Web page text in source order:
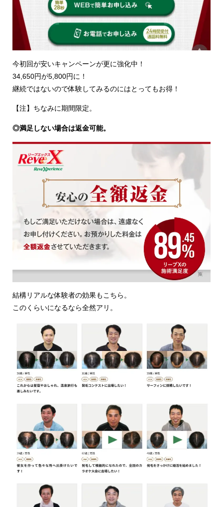
今初回が安いキャンペーンが更に強化中！
34,650円が5,800円に！
継続ではないので体験してみるのにはとってもお得！
【注】ちなみに期間限定。
◎満足しない場合は返金可能。
結構リアルな体験者の効果もこちら。
このくらいになるなら全然アリ。